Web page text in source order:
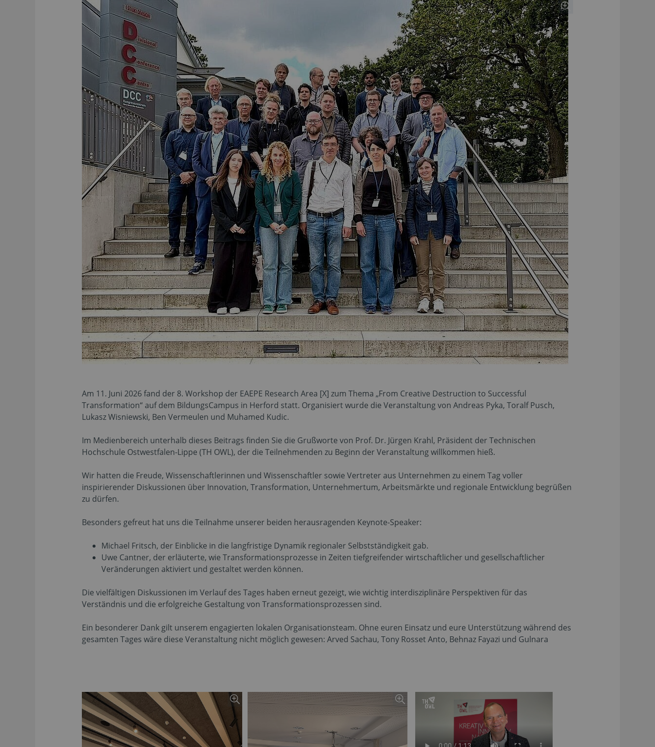
Am 11. Juni 2026 fand der 8. Workshop der EAEPE Research Area [X] zum Thema „From Creative Destruction to Successful
Transformation“ auf dem BildungsCampus in Herford statt. Organisiert wurde die Veranstaltung von Andreas Pyka, Toralf Pusch,
Lukasz Wisniewski, Ben Vermeulen und Muhamed Kudic.
Im Medienbereich unterhalb dieses Beitrags finden Sie die Grußworte von Prof. Dr. Jürgen Krahl, Präsident der Technischen
Hochschule Ostwestfalen-Lippe (TH OWL), der die Teilnehmenden zu Beginn der Veranstaltung willkommen hieß.
Wir hatten die Freude, Wissenschaftlerinnen und Wissenschaftler sowie Vertreter aus Unternehmen zu einem Tag voller
inspirierender Diskussionen über Innovation, Transformation, Unternehmertum, Arbeitsmärkte und regionale Entwicklung begrüßen
zu dürfen.
Besonders gefreut hat uns die Teilnahme unserer beiden herausragenden Keynote-Speaker:
Michael Fritsch, der Einblicke in die langfristige Dynamik regionaler Selbstständigkeit gab.
Uwe Cantner, der erläuterte, wie Transformationsprozesse in Zeiten tiefgreifender wirtschaftlicher und gesellschaftlicher
Veränderungen aktiviert und gestaltet werden können.
Die vielfältigen Diskussionen im Verlauf des Tages haben erneut gezeigt, wie wichtig interdisziplinäre Perspektiven für das
Verständnis und die erfolgreiche Gestaltung von Transformationsprozessen sind.
Ein besonderer Dank gilt unserem engagierten lokalen Organisationsteam. Ohne euren Einsatz und eure Unterstützung während des
gesamten Tages wäre diese Veranstaltung nicht möglich gewesen: Arved Sachau, Tony Rosset Anto, Behnaz Fayazi und Gulnara